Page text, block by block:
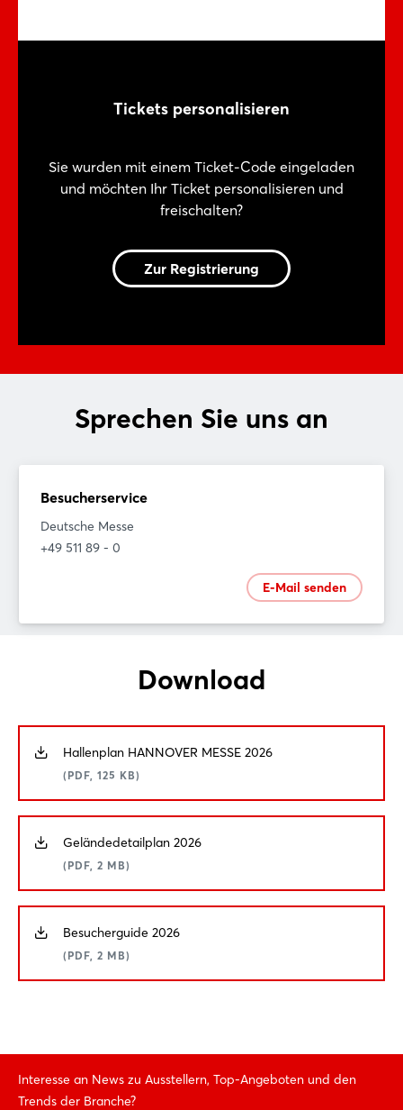
Tickets personalisieren
Sie wurden mit einem Ticket-Code eingeladen
und möchten Ihr Ticket personalisieren und
freischalten?
Zur Registrierung
Sprechen Sie uns an
Besucherservice
Deutsche Messe
+49 511 89 - 0
E-Mail senden
Download
Hallenplan HANNOVER MESSE 2026
(PDF, 125 KB)
Geländedetailplan 2026
(PDF, 2 MB)
Besucherguide 2026
(PDF, 2 MB)
Interesse an News zu Ausstellern, Top-Angeboten und den
Trends der Branche?